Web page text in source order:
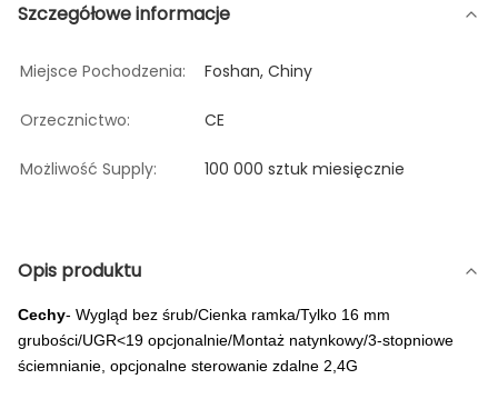
Szczegółowe informacje
Miejsce Pochodzenia: Foshan, Chiny
Orzecznictwo: CE
Możliwość Supply: 100 000 sztuk miesięcznie
Opis produktu
Cechy- Wygląd bez śrub/Cienka ramka/Tylko 16 mm
grubości/UGR<19 opcjonalnie/Montaż natynkowy/3-stopniowe
ściemnianie, opcjonalne sterowanie zdalne 2,4G